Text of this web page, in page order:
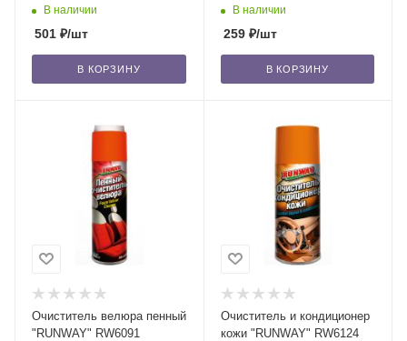
12 В наличии
501 ₽/шт
В КОРЗИНУ
В наличии
259₽/шт
В КОРЗИНУ
Очиститель велюра пенный
"RUNWAY" RW6091
Очиститель и кондиционер
кожи "RUNWAY" RW6124